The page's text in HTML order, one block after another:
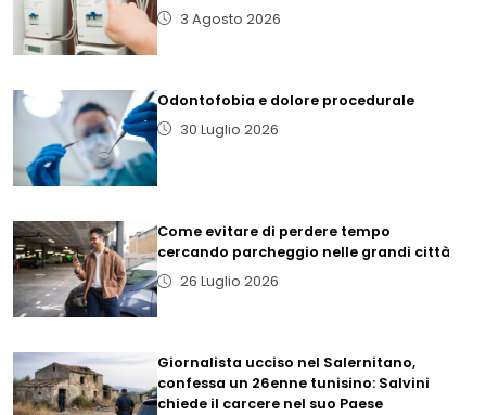
3 Agosto 2026
Odontofobia e dolore procedurale
30 Luglio 2026
Come evitare di perdere tempo
cercando parcheggio nelle grandi città
26 Luglio 2026
Giornalista ucciso nel Salernitano,
confessa un 26enne tunisino: Salvini
chiede il carcere nel suo Paese